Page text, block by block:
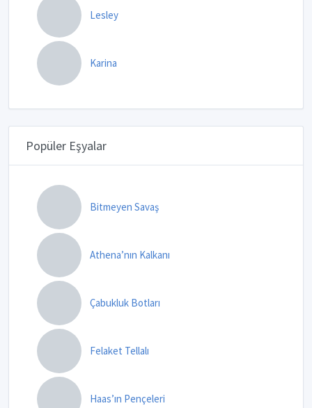
Lesley
Karina
Popüler Eşyalar
Bitmeyen Savaş
Athena’nın Kalkanı
Çabukluk Botları
Felaket Tellalı
Haas’ın Pençeleri